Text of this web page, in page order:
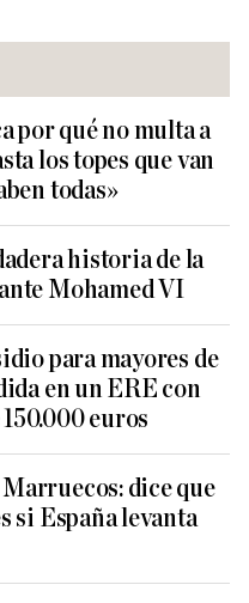
por qué no multa a
los topes que van
todas»
historia de la
Mohamed VI
para mayores de
en un ERE con
euros
dice que
si España levanta